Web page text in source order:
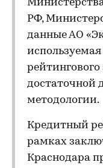
РФ,
данные АО
рейтингового
достаточной
методологии.
Кредитный
рамках
Краснодара